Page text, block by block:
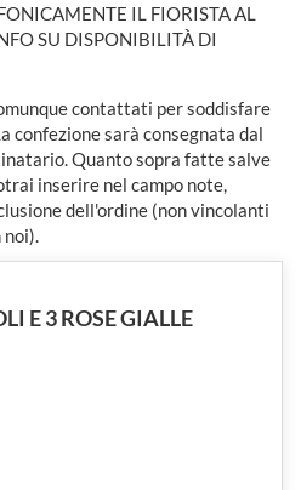
IL FIORISTA AL
SU DISPONIBILITÀ DI
contattati per soddisfare
confezione sarà consegnata dal
Quanto sopra fatte salve
inserire nel campo note,
dell'ordine (non vincolanti
E 3 ROSE GIALLE